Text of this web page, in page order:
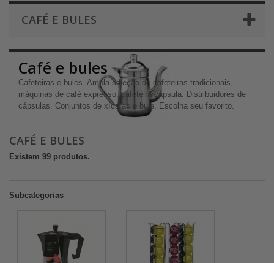
CAFÉ E BULES
Café e bules
Cafeteiras e bules. Ampla seleção de cafeteiras tradicionais,
máquinas de café expresso. cafeteira cápsula. Distribuidores de
cápsulas. Conjuntos de xícaras e bule. Escolha seu favorito.
CAFÉ E BULES
Existem 99 produtos.
Subcategorias